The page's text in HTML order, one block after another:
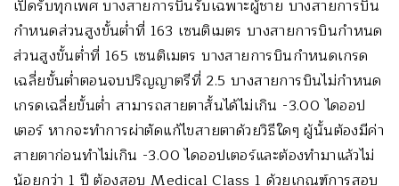
เปิดรับทุกเพศ บางสายการบินรับเฉพาะผู้ชาย บางสายการบิน
กำหนดส่วนสูงขั้นต่ำที่ 163 เซนติเมตร บางสายการบินกำหนด
ส่วนสูงขั้นต่ำที่ 165 เซนติเมตร บางสายการบินกำหนดเกรด
เฉลี่ยขั้นต่ำตอนจบปริญญาตรีที่ 2.5 บางสายการบินไม่กำหนด
เกรดเฉลี่ยขั้นต่ำ สามารถสายตาสั้นได้ไม่เกิน -3.00 ไดออป
เตอร์ หากจะทำการผ่าตัดแก้ไขสายตาด้วยวิธีใดๆ ผู้นั้นต้องมีค่า
สายตาก่อนทำไม่เกิน -3.00 ไดออปเตอร์และต้องทำมาแล้วไม่
น้อยกว่า 1 ปี ต้องสอบ Medical Class 1 ด้วยเกณฑ์การสอบ